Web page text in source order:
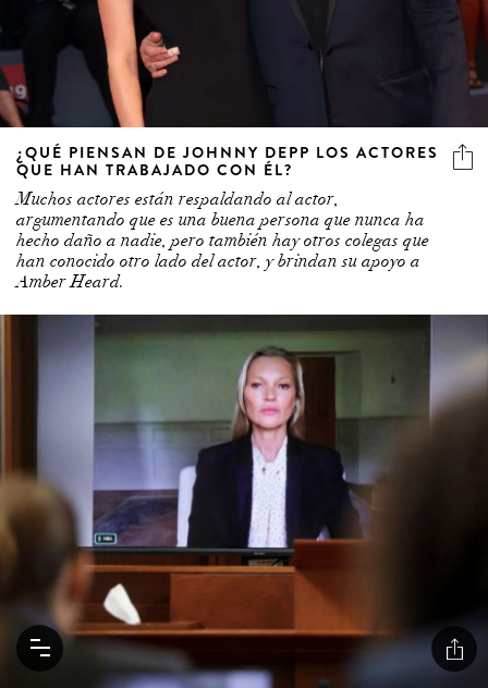
¿QUÉ PIENSAN DE JOHNNY DEPP LOS ACTORES
QUE HAN TRABAJADO CON ÉL?
Muchos actores están respaldando al actor,
argumentando que es una buena persona que nunca ha
hecho daño a nadie, pero también hay otros colegas que
han conocido otro lado del actor, y brindan su apoyo a
Amber Heard.